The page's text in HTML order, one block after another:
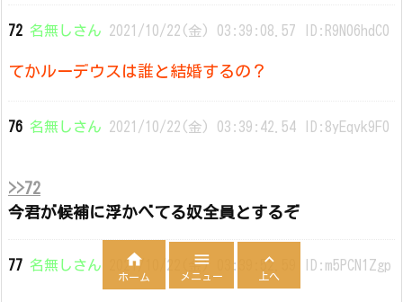
72 名無しさん 2021/10/22(金) 03:39:08.57 ID:R9N06hdC0
てかルーデウスは誰と結婚するの？
76 名無しさん 2021/10/22(金) 03:39:42.54 ID:8yEqvk9F0
>>72
今君が候補に浮かべてる奴全員とするぞ
77 名無しさん 2021/10/22(金) 03:39:52.59 ID:m5PCN1Zgp

ホーム

メニュー

上へ